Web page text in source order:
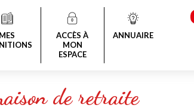
MES
ACCÈS À
MON
ESPACE
ANNUAIRE
de retraite